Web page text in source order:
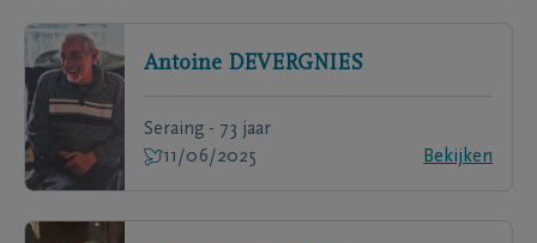
Antoine DEVERGNIES
Seraing - 73 jaar
11/06/2025
Bekijken